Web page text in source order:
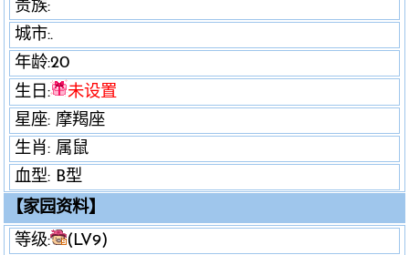
贵族:
城市:.
年龄:20
生日:
未设置
星座: 摩羯座
生肖: 属鼠
血型: B型
【家园资料】
等级:
(LV9)